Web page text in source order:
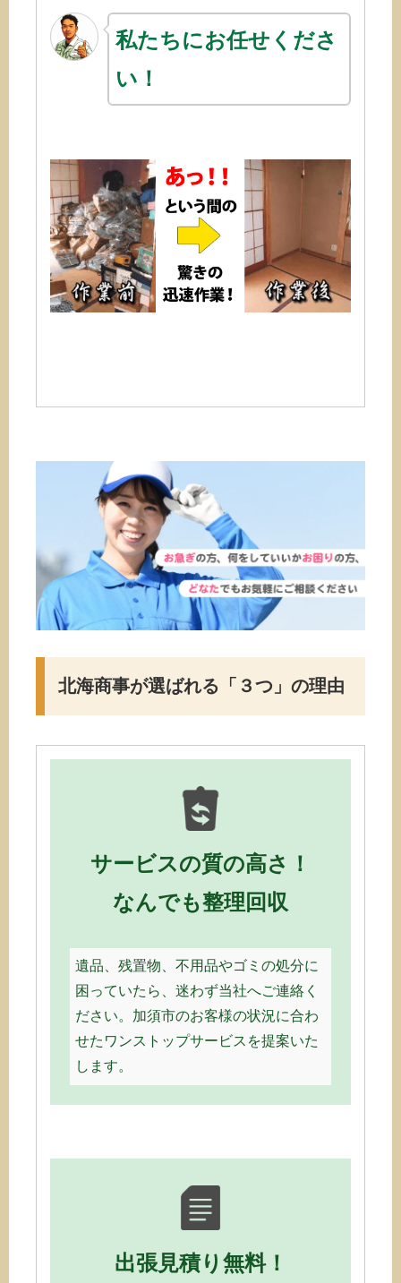
私たちにお任せくださ
い！
北海商事が選ばれる 「３つ」の理由
サービスの質の高さ！
なんでも整理回収
遺品、残置物、不用品やゴミの処分に
困っていたら、迷わず当社へご連絡く
ださい。加須市のお客様の状況に合わ
せたワンストップサービスを提案いた
します。
出張見積り無料！